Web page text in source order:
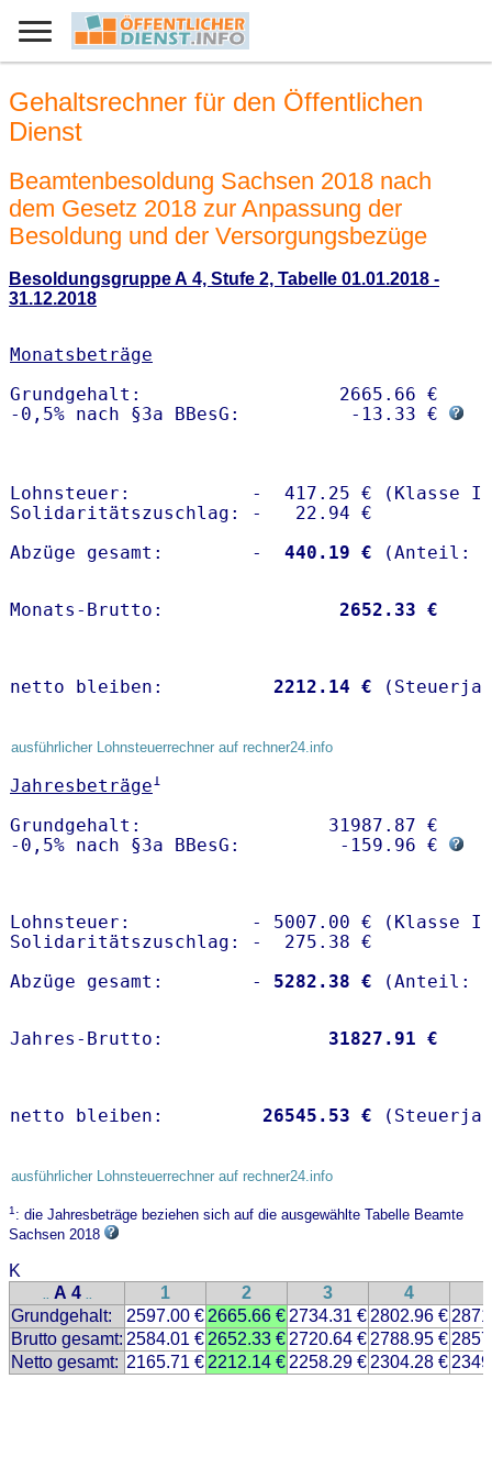
Gehaltsrechner für den Öffentlichen
Dienst
Beamtenbesoldung Sachsen 2018 nach
dem Gesetz 2018 zur Anpassung der
Besoldung und der Versorgungsbezüge
Besoldungsgruppe A 4, Stufe 2, Tabelle 01.01.2018 -
31.12.2018
Monatsbeträge
Grundgehalt:                  2665.66 €
-0,5% nach §3a BBesG:          -13.33 €
Lohnsteuer:           -  417.25 € (Klasse I)
Solidaritätszuschlag: -   22.94 €
Abzüge gesamt:        -
  440.19 €
Monats-Brutto: 2652.33 €
netto bleiben: 2212.14 €
ausführlicher Lohnsteuerrechner auf rechner24.info
Jahresbeträge1
Grundgehalt:                 31987.87 €
-0,5% nach §3a BBesG:         -159.96 €
Lohnsteuer:           - 5007.00 € (Klasse I)
Solidaritätszuschlag: -  275.38 €
Abzüge gesamt:        -
5282.38 €
Jahres-Brutto: 31827.91 €
netto bleiben: 26545.53 €
ausführlicher Lohnsteuerrechner auf rechner24.info
1: die Jahresbeträge beziehen sich auf die ausgewählte Tabelle Beamte
Sachsen 2018
K
.. A 4 .. 1 2 3 4
Grundgehalt:
2597.00 € 2665.66 € 2734.31 € 2802.96 €
Brutto gesamt: 2584.01 € 2652.33 € 2720.64 € 2788.95 €
Netto gesamt: 2165.71 € 2212.14 € 2258.29 € 2304.28 €